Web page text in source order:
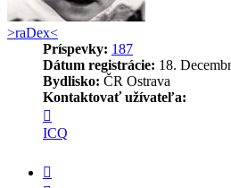
>raDex<
Príspevky: 187
Dátum registrácie: 18.
Bydlisko: ČR Ostrava
Kontaktovať užívateľa:
informácie
užívateľa
>raDex<
ICQ